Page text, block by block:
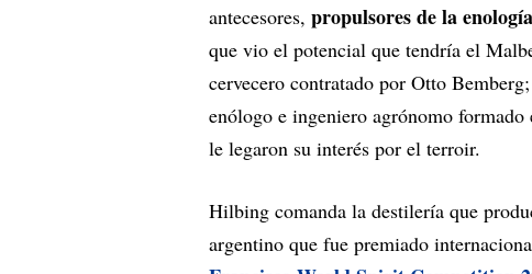
antecesores, propulsores de la
que vio el potencial que tendría el
cervecero contratado por Otto
enólogo e ingeniero agrónomo
le legaron su interés por el terroir.
Hilbing comanda la destilería que
argentino que fue premiado